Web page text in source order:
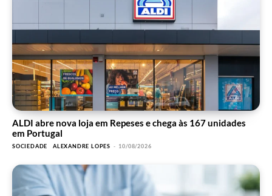
ALDI abre nova loja em Repeses e chega às 167 unidades
em Portugal
SOCIEDADE ALEXANDRE LOPES - 10/08/2026